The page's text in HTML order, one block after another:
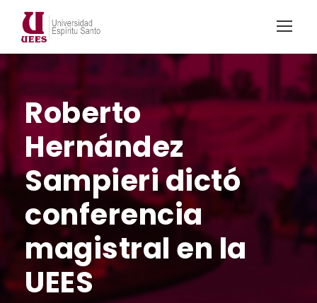
Roberto
Hernández
Sampieri dictó
conferencia
magistral en la
UEES